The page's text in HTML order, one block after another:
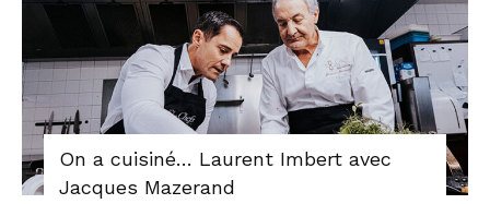
On a cuisiné… Laurent Imbert avec
Jacques Mazerand